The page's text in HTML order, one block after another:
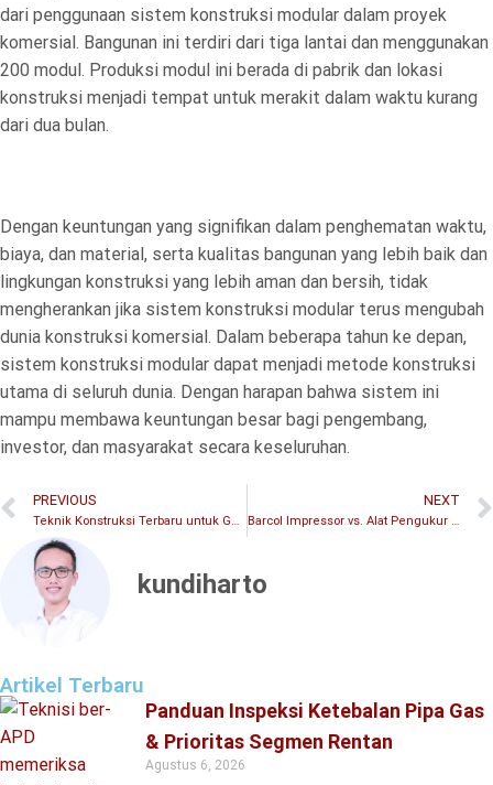
dari penggunaan sistem konstruksi modular dalam proyek
komersial. Bangunan ini terdiri dari tiga lantai dan menggunakan
200 modul. Produksi modul ini berada di pabrik dan lokasi
konstruksi menjadi tempat untuk merakit dalam waktu kurang
dari dua bulan.
Dengan keuntungan yang signifikan dalam penghematan waktu,
biaya, dan material, serta kualitas bangunan yang lebih baik dan
lingkungan konstruksi yang lebih aman dan bersih, tidak
mengherankan jika sistem konstruksi modular terus mengubah
dunia konstruksi komersial. Dalam beberapa tahun ke depan,
sistem konstruksi modular dapat menjadi metode konstruksi
utama di seluruh dunia. Dengan harapan bahwa sistem ini
mampu membawa keuntungan besar bagi pengembang,
investor, dan masyarakat secara keseluruhan.
PREVIOUS
Teknik Konstruksi Terbaru untuk Gedung Bertingkat yang Lebih Kuat dan Tahan Lama
NEXT
Barcol Impressor vs. Alat Pengukur Kekerasan Lainnya
kundiharto
Artikel Terbaru
Panduan Inspeksi Ketebalan Pipa Gas
& Prioritas Segmen Rentan
Agustus 6, 2026